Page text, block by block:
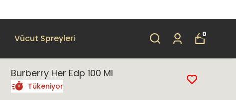
Vücut Spreyleri 0
Burberry Her Edp 100 Ml
Tükeniyor